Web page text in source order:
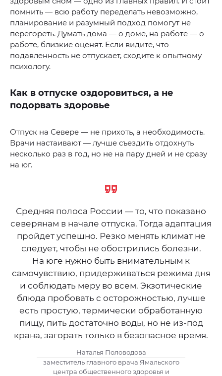
помнить — всю работу переделать невозможно,
планирование и разумный подход помогут не
перегореть. Думать дома — о доме, на работе — о
работе, близкие оценят. Если видите, что
подавленность не отпускает, сходите к опытному
психологу.
Как в отпуске оздоровиться, а не
подорвать здоровье
Отпуск на Севере — не прихоть, а необходимость.
Врачи настаивают — лучше съездить отдохнуть
несколько раз в год, но не на пару дней и не сразу
на юг.
Средняя полоса России — то, что показано
северянам в начале отпуска. Тогда адаптация
пройдет успешно. Резко менять климат не
следует, чтобы не обострились болезни.
На юге нужно быть внимательным к
самочувствию, придерживаться режима дня
и соблюдать меру во всем. Экзотические
блюда пробовать с осторожностью, лучше
есть простую, термически обработанную
пищу, пить достаточно воды, но не из-под
крана, загорать только в безопасное время.
Наталья Половодова
заместитель главного врача Ямальского
центра общественного здоровья и